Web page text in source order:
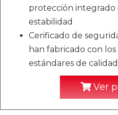
protección integrado
estabilidad
Cerificado de
han fabricado con
estándares de
Ver